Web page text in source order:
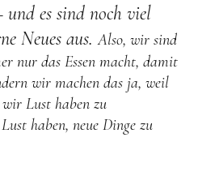
und es sind noch viel
Neues aus.Also, wir sind
nur das Essen macht, damit
wir machen das ja, weil
Lust haben zu
haben, neue Dinge zu